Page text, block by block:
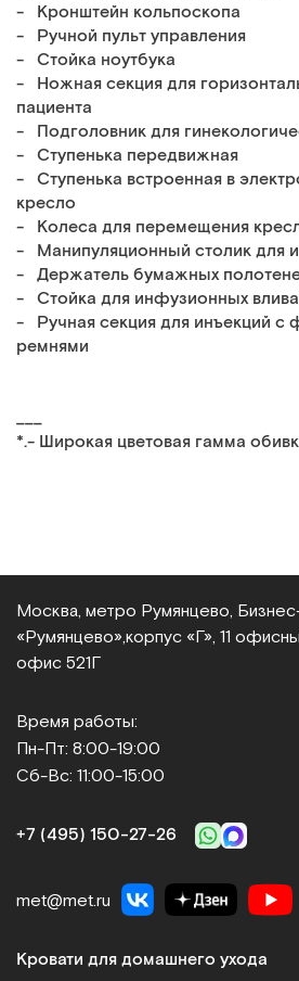
- Кронштейн кольпоскопа
- Ручной пульт управления
- Стойка ноутбука
- Ножная секция для
пациента
- Подголовник для
- Ступенька передвижная
- Ступенька встроенная в
кресло
- Колеса для перемещения
- Манипуляционный столик для
- Держатель бумажных
- Стойка для инфузионных
- Ручная секция для инъекций
ремнями
___
*.- Широкая цветовая гамма
Москва, метро Румянцево,
«Румянцево», корпус «Г», 11
офис 521Г
Время работы:
Пн-Пт: 8:00-19:00
Сб-Вс: 11:00-15:00
+7 (495) 150‑27‑26
met@met.ru
Кровати для домашнего ухода